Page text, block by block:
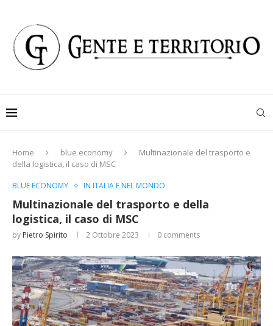
Home blue economy
Multinazionale del trasporto e
della logistica, il caso di MSC
BLUE ECONOMY IN ITALIA E NEL MONDO
Multinazionale del trasporto e della
logistica, il caso di MSC
by Pietro Spirito 2 Ottobre 2023 0 comments